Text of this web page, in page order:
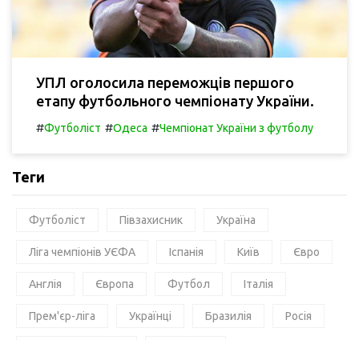
УПЛ оголосила переможців першого
етапу футбольного чемпіонату України.
#Футболіст #Одеса #Чемпіонат України з футболу
Теги
Футболіст Півзахисник Україна
Ліга чемпіонів УЄФА Іспанія Київ Євро
Англія Європа Футбол Італія
Прем'єр-ліга Українці Бразилія Росія